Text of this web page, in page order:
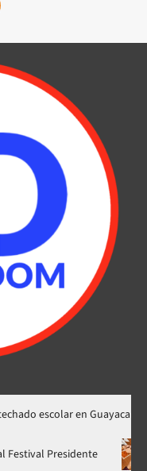
en Guayacanal
se suma al Festival